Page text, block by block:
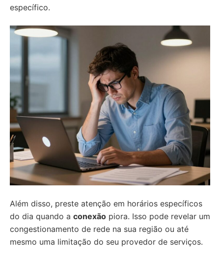
específico.
Além disso, preste atenção em horários específicos
do dia quando a conexão piora. Isso pode revelar um
congestionamento de rede na sua região ou até
mesmo uma limitação do seu provedor de serviços.